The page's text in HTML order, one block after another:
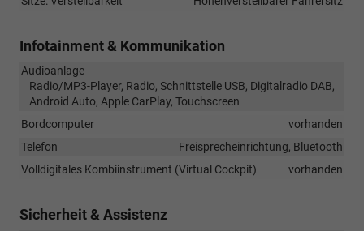
Infotainment & Kommunikation
Audioanlage
Radio/MP3-Player, Radio, Schnittstelle USB, Digitalradio DAB,
Android Auto, Apple CarPlay, Touchscreen
Bordcomputer
vorhanden
Telefon
Freisprecheinrichtung, Bluetooth
Volldigitales Kombiinstrument (Virtual Cockpit)
vorhanden
Sicherheit & Assistenz